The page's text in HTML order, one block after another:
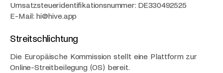
Umsatzsteueridentifikationsnummer: DE330492525
E-Mail: hi@hive.app
Streitschlichtung
Die Europäische Kommission stellt eine Plattform zur
Online-Streitbeilegung (OS) bereit.